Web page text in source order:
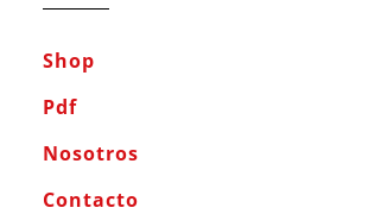
Shop
Pdf
Nosotros
Contacto